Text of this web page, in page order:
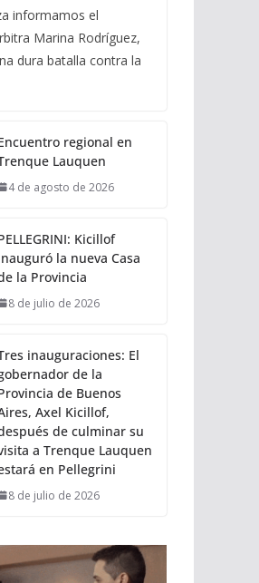
informamos el
Marina Rodríguez,
dura batalla contra la
regional en
Lauquen
4 de agosto de 2026
Kicillof
la nueva Casa
la Provincia
8 de julio de 2026
inauguraciones: El
de la
de Buenos
Axel Kicillof,
de culminar su
a Trenque Lauquen
en Pellegrini
8 de julio de 2026